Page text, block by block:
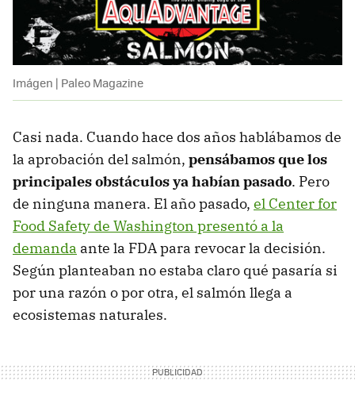
Imágen | Paleo Magazine
Casi nada. Cuando hace dos años hablábamos de
la aprobación del salmón, pensábamos que los
principales obstáculos ya habían pasado. Pero
de ninguna manera. El año pasado, el Center for
Food Safety de Washington presentó a la
demanda ante la FDA para revocar la decisión.
Según planteaban no estaba claro qué pasaría si
por una razón o por otra, el salmón llega a
ecosistemas naturales.